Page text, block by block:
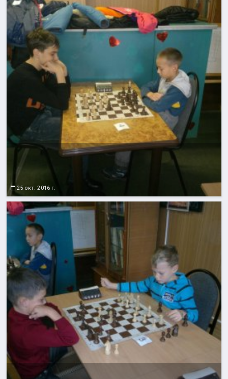
25 окт. 2016 г.